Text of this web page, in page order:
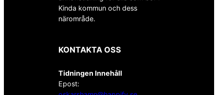
Kinda kommun och dess
närområde.
KONTAKTA OSS
Tidningen Innehåll
Epost: